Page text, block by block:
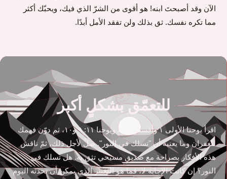
الآن وقد أصبحتَ ابنه! هو أقوى من الشرّ الذي فيك، ويحبّك أكثر
مما تكره نفسك. ثق بذلك ولن تفقد الأمل أبدًا.
للتعمّق بشكلٍ أكبر
اقرأ يوحنا الأولى ١ وأفسس ٥: ٨ ويوحنا ١١: ٩ و١٠، ثم دوّن فهمك
للغفران وما يعنيه أن "تسلك في النور". صلِّ لأجل ذلك، ثمّ ناقش
هذه الأفكار بصراحة مع صديقٍ مسيحي تثق به. هل تسلك في
النور؟ إن كانت الإجابة لا، فما هو التغيير الذي يمكن أن تحدثه اليوم